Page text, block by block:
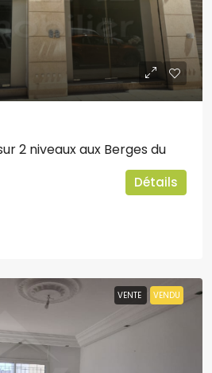
2 niveaux aux Berges du
Détails
VENTE VENDU